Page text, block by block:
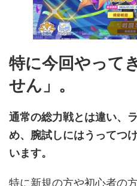
特に今回やって
せん」。
通常の総力戦とは違い、
め、腕試しにはうってつ
います。
特に新規の方や初心者の